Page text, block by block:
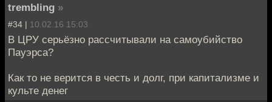
trembling »
#34 | 10.02.16 15:03
В ЦРУ серьёзно рассчитывали на самоубийство
Пауэрса?
Как то не верится в честь и долг, при капитализме и
культе денег